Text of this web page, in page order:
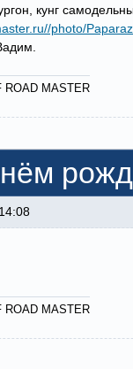
кунг
photo/
ROAD MASTER
ROAD MASTER